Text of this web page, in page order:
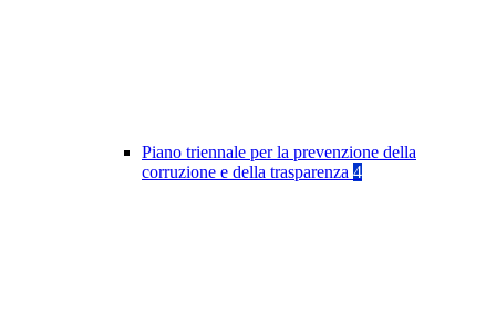
Piano triennale per la prevenzione della
corruzione e della trasparenza 4